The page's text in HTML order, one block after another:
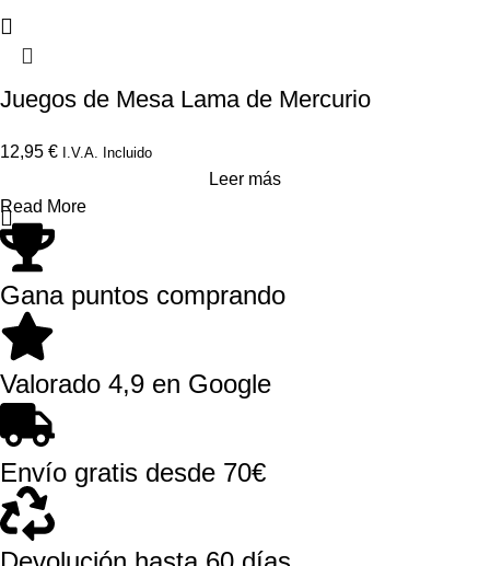
Juegos de Mesa Lama de Mercurio
12,95 € I.V.A. Incluido
Leer más
Read More
Gana puntos comprando
Valorado 4,9 en Google
Envío gratis desde 70€